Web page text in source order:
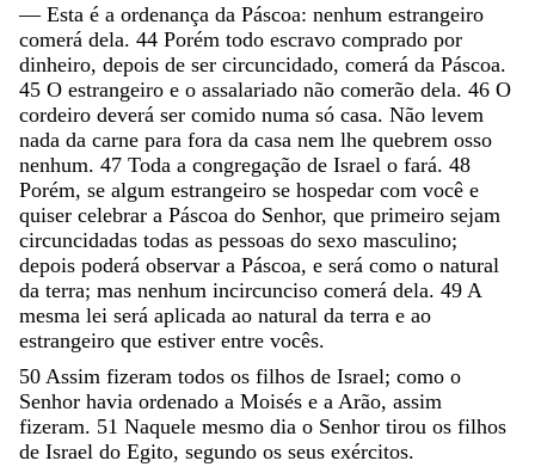
— Esta é a ordenança da Páscoa: nenhum estrangeiro
comerá dela. 44 Porém todo escravo comprado por
dinheiro, depois de ser circuncidado, comerá da Páscoa.
45 O estrangeiro e o assalariado não comerão dela. 46 O
cordeiro deverá ser comido numa só casa. Não levem
nada da carne para fora da casa nem lhe quebrem osso
nenhum. 47 Toda a congregação de Israel o fará. 48
Porém, se algum estrangeiro se hospedar com você e
quiser celebrar a Páscoa do Senhor, que primeiro sejam
circuncidadas todas as pessoas do sexo masculino;
depois poderá observar a Páscoa, e será como o natural
da terra; mas nenhum incircunciso comerá dela. 49 A
mesma lei será aplicada ao natural da terra e ao
estrangeiro que estiver entre vocês.
50 Assim fizeram todos os filhos de Israel; como o
Senhor havia ordenado a Moisés e a Arão, assim
fizeram. 51 Naquele mesmo dia o Senhor tirou os filhos
de Israel do Egito, segundo os seus exércitos.